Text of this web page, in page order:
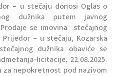
– u stečaju donosi Oglas o
dužnika putem javnog
se imovina stečajnog
Prijedor – u stečaju, Kozarska
dužnika obaviće se
licitacije, 22.08.2025.
za nepokretnost pod nazivom